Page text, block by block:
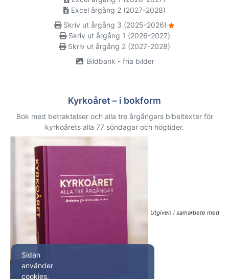
Excel årgång 2 (2027-2028)
Skriv ut årgång 3 (2025-2026)
Skriv ut årgång 1 (2026-2027)
Skriv ut årgång 2 (2027-2028)
Bildbank - fria bilder
Kyrkoåret – i bokform
Bok med betraktelser och alla tre årgångars bibeltexter för
kyrkoårets alla 77 söndagar och högtider.
Utgiven i samarbete med
Sidan
använder
cookies.